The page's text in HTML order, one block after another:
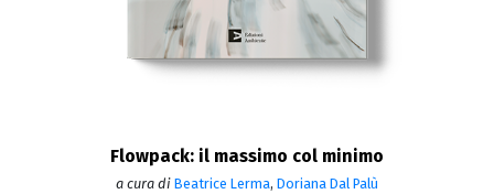
Flowpack: il massimo col minimo
a cura di Beatrice Lerma, Doriana Dal Palù